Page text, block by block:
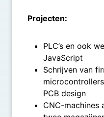
Projecten:
PLC’s en ook
JavaScript
Schrijven van
PCB design
CNC-machines